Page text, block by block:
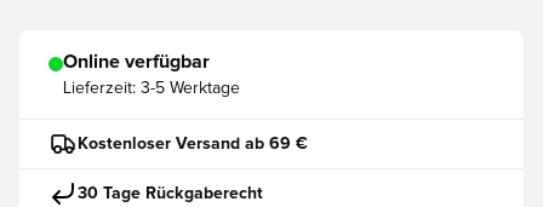
Online verfügbar
Lieferzeit: 3-5 Werktage
Kostenloser Versand ab 69 €
30 Tage Rückgaberecht